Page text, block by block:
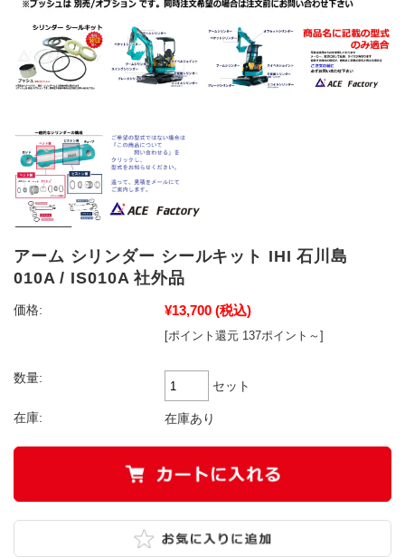
アーム シリンダー シールキット IHI 石川島
010A / IS010A 社外品
価格: ¥13,700 (税込)
[ポイント還元 137ポイント～]
数量:
セット
在庫: 在庫あり